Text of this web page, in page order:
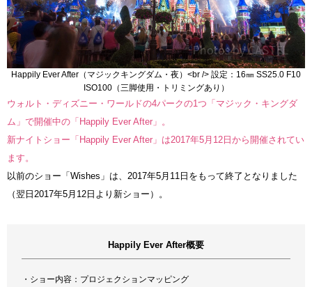
Happily Ever After（マジックキングダム・夜）<br /> 設定：16㎜ SS25.0 F10
ISO100（三脚使用・トリミングあり）
ウォルト・ディズニー・ワールドの4パークの1つ「マジック・キングダ
ム」で開催中の「Happily Ever After」。
新ナイトショー「Happily Ever After」は2017年5月12日から開催されてい
ます。
以前のショー「Wishes」は、2017年5月11日をもって終了となりました
（翌日2017年5月12日より新ショー）。
Happily Ever After概要
・ショー内容：プロジェクションマッピング